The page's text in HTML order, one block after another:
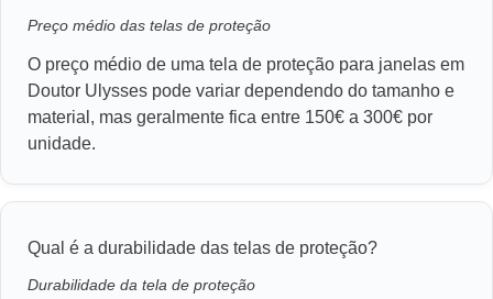
Preço médio das telas de proteção
O preço médio de uma tela de proteção para janelas em
Doutor Ulysses pode variar dependendo do tamanho e
material, mas geralmente fica entre 150€ a 300€ por
unidade.
Qual é a durabilidade das telas de proteção?
Durabilidade da tela de proteção